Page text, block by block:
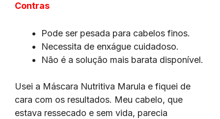
Contras
Pode ser pesada para cabelos finos.
Necessita de enxágue cuidadoso.
Não é a solução mais barata disponível.
Usei a Máscara Nutritiva Marula e fiquei de
cara com os resultados. Meu cabelo, que
estava ressecado e sem vida, parecia